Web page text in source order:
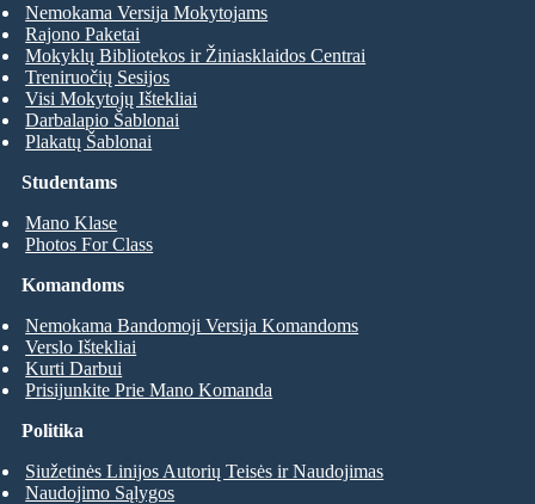
Studentams
Mano Klase
Photos For Class
Nemokama Versija Mokytojams
Rajono Paketai
Mokyklų Bibliotekos ir Žiniasklaidos Centrai
Treniruočių Sesijos
Visi Mokytojų Ištekliai
Darbalapio Šablonai
Plakatų Šablonai
Komandoms
Nemokama Bandomoji Versija Komandoms
Verslo Ištekliai
Kurti Darbui
Prisijunkite Prie Mano Komanda
Politika
Siužetinės Linijos Autorių Teisės ir Naudojimas
Naudojimo Sąlygos